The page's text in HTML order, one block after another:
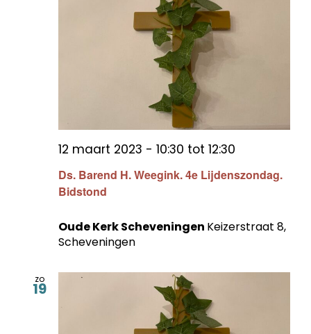
Ds. Barend H. Weegink. 4e Lijdenszondag.
Bidstond
12 maart 2023 - 10:30 tot 12:30
Oude Kerk Scheveningen Keizerstraat 8,
Scheveningen
zo
19